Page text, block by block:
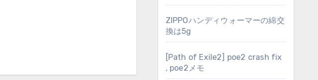
ZIPPOハンディウォーマーの綿交
換は5g
[Path of Exile2] poe2 crash fix
, poe2メモ